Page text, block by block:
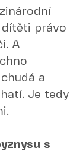
dítěti právo
A
a
Je tedy
s